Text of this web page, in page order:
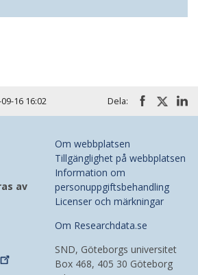
16 16:02 Dela:
av
Om webbplatsen
Tillgänglighet på webbplatsen
Information om
personuppgiftsbehandling
Licenser och märkningar
Om Researchdata.se
SND, Göteborgs universitet
Box 468, 405 30 Göteborg